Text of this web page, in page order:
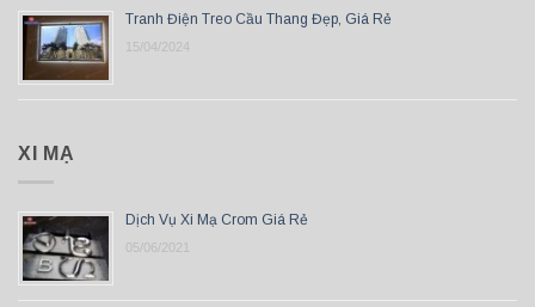
Tranh Điện Treo Cầu Thang Đẹp, Giá Rẻ
15/04/2024
XI MẠ
Dịch Vụ Xi Mạ Crom Giá Rẻ
05/06/2021